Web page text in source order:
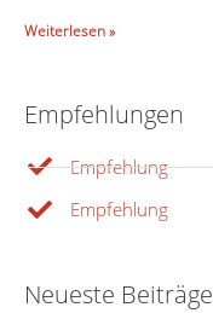
Weiterlesen »
Empfehlungen
Empfehlung
Empfehlung
Neueste Beiträge